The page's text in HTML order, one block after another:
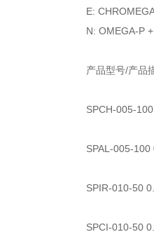
E:
N: OMEGA-P
产品型号/产品
SPCH-005-
SPAL-005-100
SPIR-010-50
SPCI-010-50